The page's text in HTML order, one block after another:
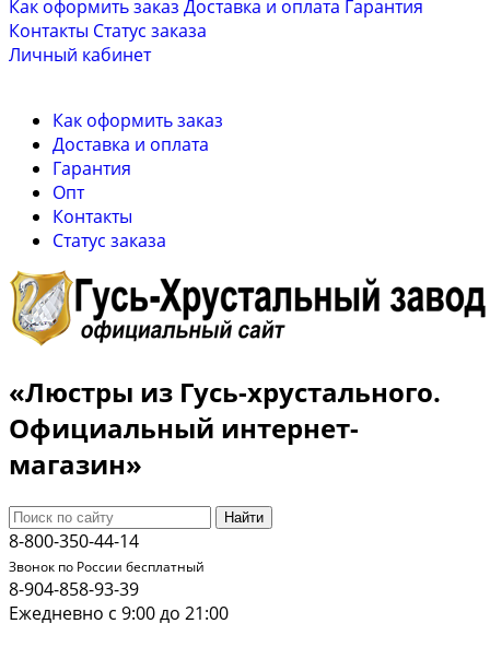
Как оформить заказ Доставка и оплата Гарантия
Контакты Cтатус заказа
Личный кабинет
Как оформить заказ
Доставка и оплата
Гарантия
Опт
Контакты
Cтатус заказа
«Люстры из Гусь-хрустального.
Официальный интернет-
магазин»
Найти
8-800-350-44-14
Звонок по России бесплатный
8-904-858-93-39
Ежедневно с 9:00 до 21:00